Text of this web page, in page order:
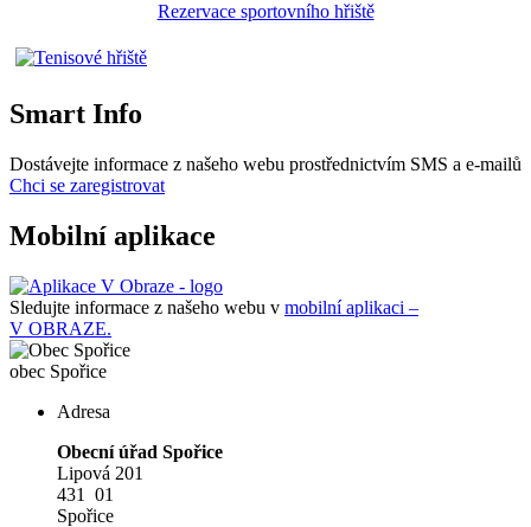
Rezervace sportovního hřiště
Smart Info
Dostávejte informace z našeho webu prostřednictvím SMS a e-mailů
Chci se zaregistrovat
Mobilní aplikace
Sledujte informace z našeho webu v mobilní aplikaci –
V OBRAZE.
obec Spořice
Adresa
Obecní úřad Spořice
Lipová 201
431 01
Spořice